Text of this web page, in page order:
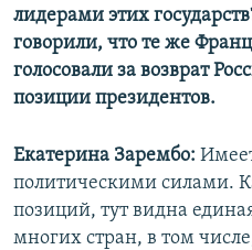
лидерами этих
говорили, что те же
голосовали за возврат
позиции президентов.
Екатерина Зарембо:
политическими силами.
позиций, тут видна
многих стран, в том